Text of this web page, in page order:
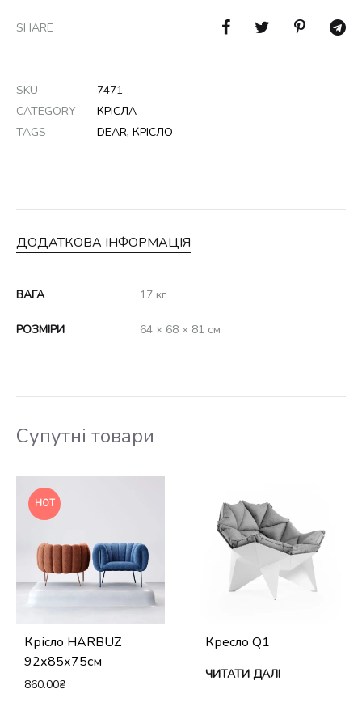
SHARE
SKU
7471
CATEGORY
КРІСЛА
TAGS
DEAR, КРІСЛО
ДОДАТКОВА ІНФОРМАЦІЯ
ВАГА 17 кг
РОЗМІРИ 64 × 68 × 81 см
Супутні товари
HOT
Крісло HARBUZ
92х85х75см
860.00₴
Кресло Q1
ЧИТАТИ ДАЛІ